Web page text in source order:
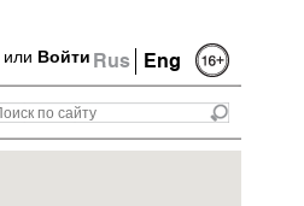
Rus Eng
или Войти